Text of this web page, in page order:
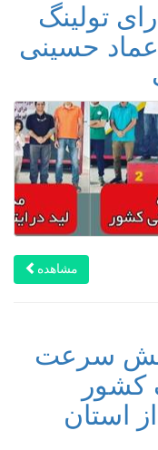
تولینگ
حسینی
مشاهده
سرعت
کشور
استان